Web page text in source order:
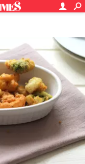
Beignet de légumes